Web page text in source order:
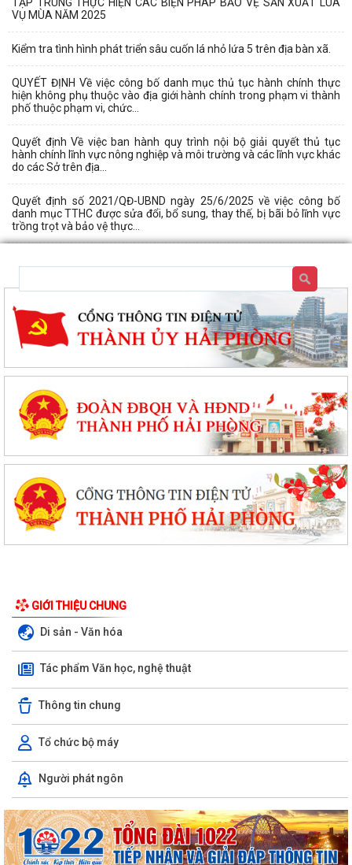
VỤ MÙA NĂM 2025
Kiểm tra tình hình phát triển sâu cuốn lá nhỏ lứa 5 trên địa bàn xã.
QUYẾT ĐỊNH Về việc công bố danh mục thủ tục hành chính thực
hiện không phụ thuộc vào địa giới hành chính trong phạm vi thành
phố thuộc phạm vi, chức...
Quyết định Về việc ban hành quy trình nội bộ giải quyết thủ tục
hành chính lĩnh vực nông nghiệp và môi trường và các lĩnh vực khác
do các Sở trên địa...
Quyết định số 2021/QĐ-UBND ngày 25/6/2025 về việc công bố
danh mục TTHC được sửa đổi, bổ sung, thay thế, bị bãi bỏ lĩnh vực
trồng trọt và bảo vệ thực...
GIỚI THIỆU CHUNG
Di sản - Văn hóa
Tác phẩm Văn học, nghệ thuật
Thông tin chung
Tổ chức bộ máy
Người phát ngôn